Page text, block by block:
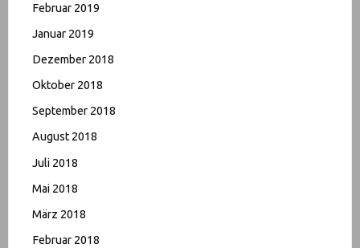
Februar 2019
Januar 2019
Dezember 2018
Oktober 2018
September 2018
August 2018
Juli 2018
Mai 2018
März 2018
Februar 2018